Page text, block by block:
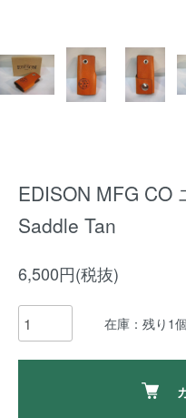
EDISON MFG CO
Saddle Tan
6,500円(税抜)
在庫：残り1個